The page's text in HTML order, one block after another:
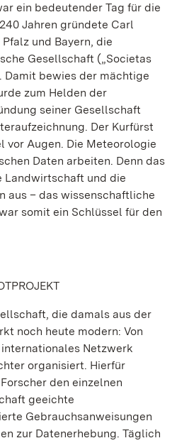
ein bedeutender Tag für die
Jahren gründete Carl
und Bayern, die
Gesellschaft („Societas
Damit bewies der mächtige
zum Helden der
seiner Gesellschaft
Der Kurfürst
vor Augen. Die Meteorologie
Daten arbeiten. Denn das
Landwirtschaft und die
aus – das wissenschaftliche
somit ein Schlüssel für den
die damals aus der
noch heute modern: Von
Netzwerk
organisiert. Hierfür
den einzelnen
geeichte
Gebrauchsanweisungen
zur Datenerhebung. Täglich